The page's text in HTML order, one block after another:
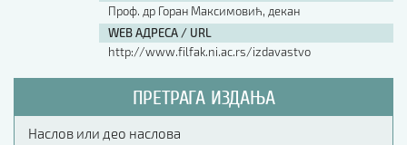
Проф. др Горан Максимовић, декан
WEB АДРЕСА / URL
http://www.filfak.ni.ac.rs/izdavastvo
ПРЕТРАГА ИЗДАЊА
Наслов или део наслова